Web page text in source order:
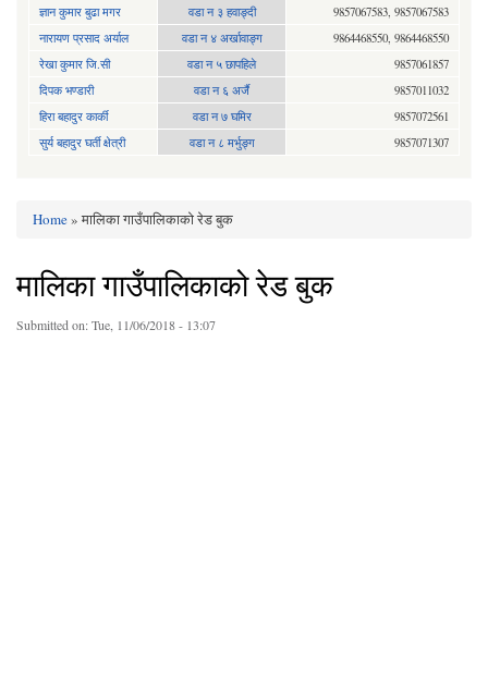
ज्ञान कुमार बुढा मगर
वडा न ३ हवाङ्दी
9857067583, 9857067583
नारायण प्रसाद अर्याल
वडा न‍ ४ अर्खावाङ्ग
9864468550, 9864468550
रेखा कुमार जि.सी
वडा न ५ छापहिले
9857061857
दिपक भण्डारी
वडा न ६ अर्जै
9857011032
हिरा बहादुर कार्की
वडा न ७ घमिर
9857072561
सुर्य बहादुर घर्ती क्षेत्री
वडा न ८ मर्भुङ्ग 9857071307
Home» मालिका गाउँपालिकाको रेड बुक
मालिका गाउँपालिकाको रेड बुक
Submitted on:Tue, 11/06/2018 - 13:07